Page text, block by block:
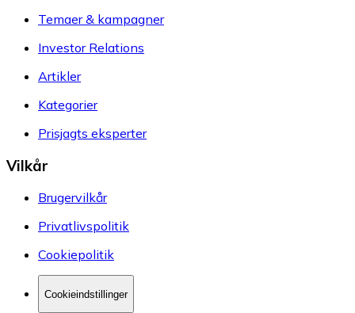
Temaer & kampagner
Investor Relations
Artikler
Kategorier
Prisjagts eksperter
Vilkår
Brugervilkår
Privatlivspolitik
Cookiepolitik
Cookieindstillinger